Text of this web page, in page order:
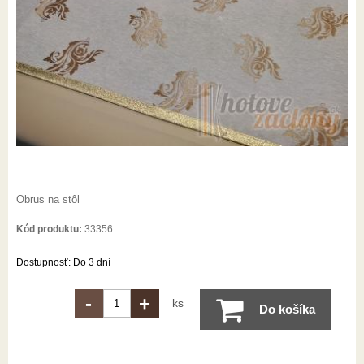
Obrus na stôl
Kód produktu: 33356
Dostupnosť: Do 3 dní
- + ks Do košíka